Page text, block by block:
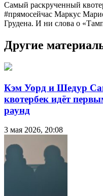
Самый раскрученный
#прямосейчас Маркус
Грудена. И ни слова о
Другие
Кэм Уорд и Шедур
квотербек идёт
раунд
3 мая 2026, 20:08